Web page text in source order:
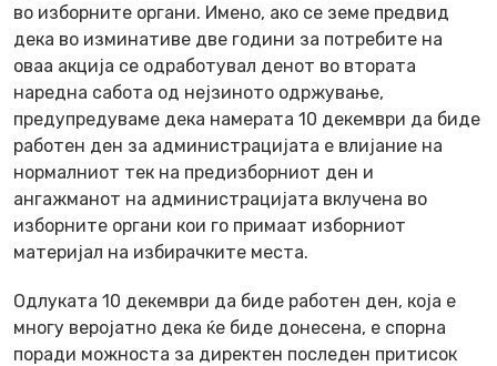
во изборните органи. Имено, ако се земе предвид
дека во изминативе две години за потребите на
оваа акција се одработувал денот во втората
наредна сабота од нејзиното одржување,
предупредуваме дека намерата 10 декември да биде
работен ден за администрацијата е влијание на
нормалниот тек на предизборниот ден и
ангажманот на администрацијата вклучена во
изборните органи кои го примаат изборниот
материјал на избирачките места.
Одлуката 10 декември да биде работен ден, која е
многу веројатно дека ќе биде донесена, е спорна
поради можноста за директен последен притисок